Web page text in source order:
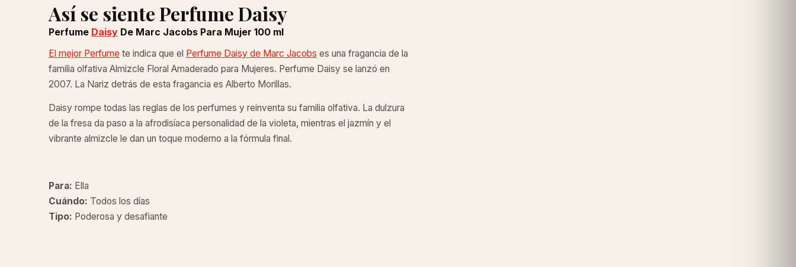
Así se siente Perfume Daisy
Perfume Daisy De Marc Jacobs Para Mujer 100 ml
El mejor Perfume te indica que el Perfume Daisy de Marc Jacobs es una fragancia de la
familia olfativa Almizcle Floral Amaderado para Mujeres. Perfume Daisy se lanzó en
2007. La Nariz detrás de esta fragancia es Alberto Morillas.
Daisy rompe todas las reglas de los perfumes y reinventa su familia olfativa. La dulzura
de la fresa da paso a la afrodisíaca personalidad de la violeta, mientras el jazmín y el
vibrante almizcle le dan un toque moderno a la fórmula final.
Para: Ella
Cuándo: Todos los días
Tipo: Poderosa y desafiante